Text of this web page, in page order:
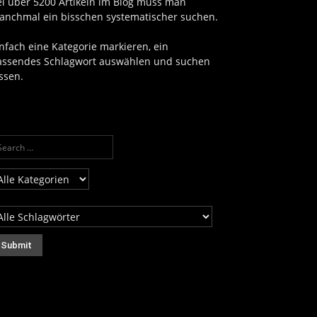
ein bisschen systematischer suchen.
eine Kategorie markieren, ein
Schlagwort auswählen und suchen